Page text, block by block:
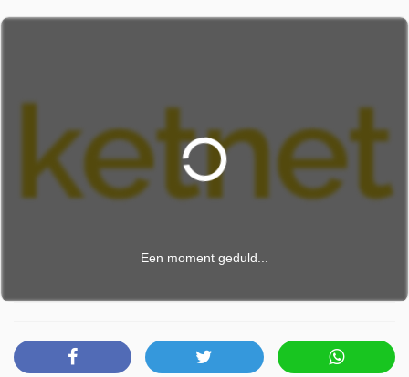
Een moment geduld...